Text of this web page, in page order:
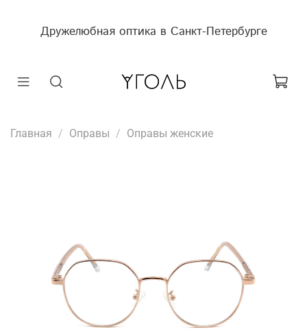
Дружелюбная оптика в Санкт-Петербурге
Главная Оправы Оправы женские